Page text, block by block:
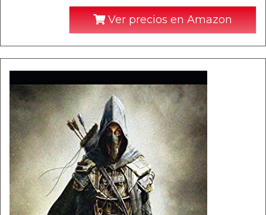
Ver precios en Amazon